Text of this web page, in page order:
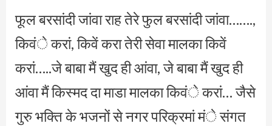
फूल बरसांदी जांवा राह तेरे फुल बरसांदी जांवा…….,
किवंे करां, किवें करा तेरी सेवा मालका किवें
करां…..जे बाबा मैं खुद ही आंवा, जे बाबा मैं खुद ही
आंवा मैं किस्मद दा माडा मालका किवंे करां… जैसे
गुरु भक्ति के भजनों से नगर परिक्रमां मंे संगत